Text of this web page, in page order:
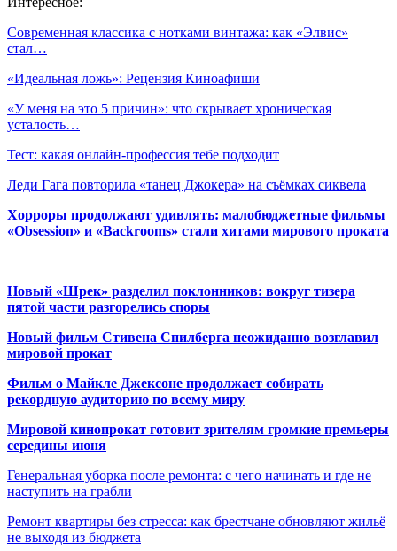
Современная классика с нотками винтажа: как «Элвис»
стал…
«Идеальная ложь»: Рецензия Киноафиши
«У меня на это 5 причин»: что скрывает хроническая
усталость…
Тест: какая онлайн-профессия тебе подходит
Леди Гага повторила «танец Джокера» на съёмках сиквела
Хорроры продолжают удивлять: малобюджетные фильмы
«Obsession» и «Backrooms» стали хитами мирового проката
Новый «Шрек» разделил поклонников: вокруг тизера
пятой части разгорелись споры
Новый фильм Стивена Спилберга неожиданно возглавил
мировой прокат
Фильм о Майкле Джексоне продолжает собирать
рекордную аудиторию по всему миру
Мировой кинопрокат готовит зрителям громкие премьеры
середины июня
Генеральная уборка после ремонта: с чего начинать и где не
наступить на грабли
Ремонт квартиры без стресса: как брестчане обновляют жильё
не выходя из бюджета